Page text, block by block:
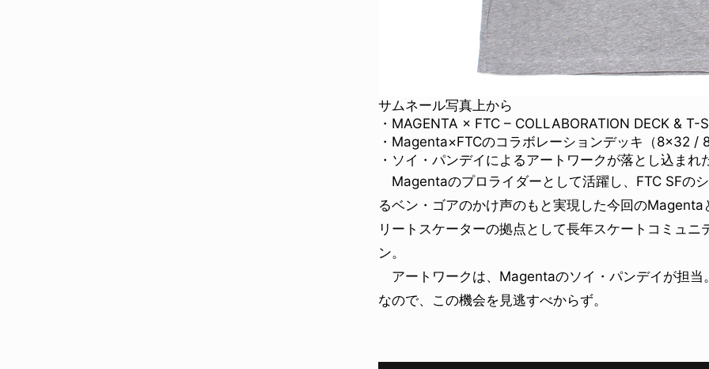
サムネール写真上から
・MAGENTA × FTC – COLLABORATION DECK & T-
・Magenta×FTCのコラボレーションデッキ（8×32
・ソイ・パンデイによるアートワークが落とし込ま
Magentaのプロライダーとして活躍し、FTC SFの
るベン・ゴアのかけ声のもと実現した今回のMagenta
リートスケーターの拠点として長年スケートコミュニ
ン。
アートワークは、Magentaのソイ・パンデイが担当
なので、この機会を見逃すべからず。